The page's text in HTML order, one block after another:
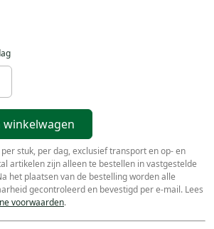
winkelwagen
stuk, per dag, exclusief transport en op- en
artikelen zijn alleen te bestellen in vastgestelde
het plaatsen van de bestelling worden alle
gecontroleerd en bevestigd per e-mail. Lees
voorwaarden.